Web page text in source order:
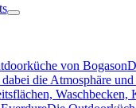
von Bogason
die Atmosphäre